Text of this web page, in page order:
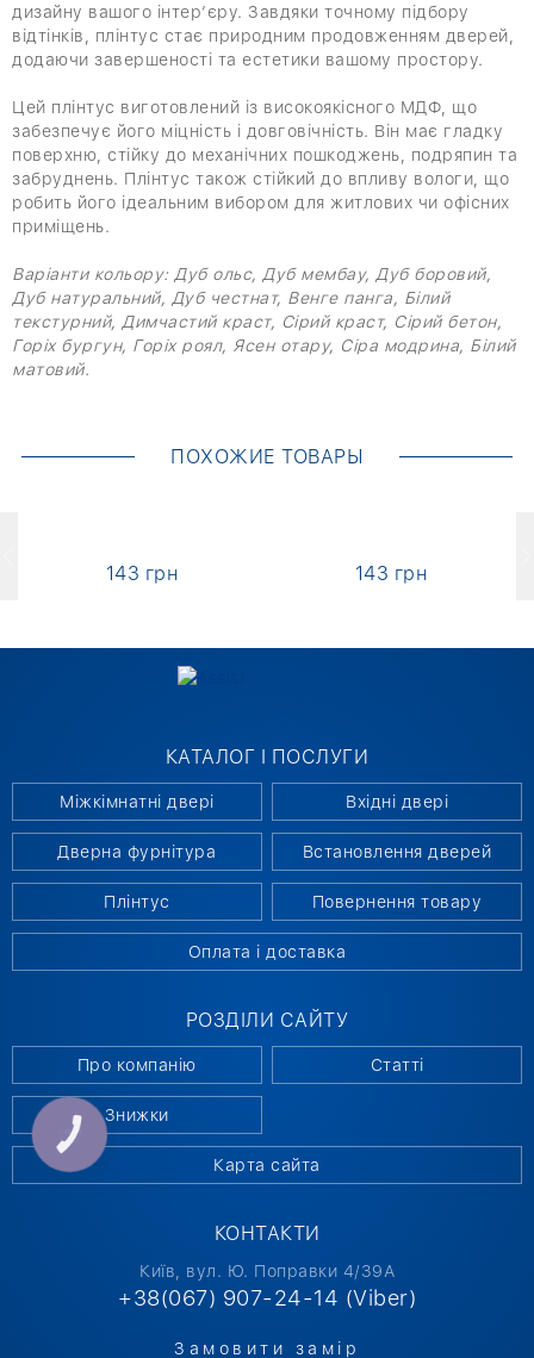
дизайну вашого інтер’єру. Завдяки точному підбору
відтінків, плінтус стає природним продовженням дверей,
додаючи завершеності та естетики вашому простору.
Цей плінтус виготовлений із високоякісного МДФ, що
забезпечує його міцність і довговічність. Він має гладку
поверхню, стійку до механічних пошкоджень, подряпин та
забруднень. Плінтус також стійкий до впливу вологи, що
робить його ідеальним вибором для житлових чи офісних
приміщень.
Варіанти кольору: Дуб ольс, Дуб мембау, Дуб боровий,
Дуб натуральний, Дуб честнат, Венге панга, Білий
текстурний, Димчастий краст, Сірий краст, Сірий бетон,
Горіх бургун, Горіх роял, Ясен отару, Сіра модрина, Білий
матовий.
ПОХОЖИЕ ТОВАРЫ
143 грн 143 грн
КАТАЛОГ І ПОСЛУГИ
Міжкімнатні двері Вхідні двері
Дверна фурнітура Встановлення дверей
Плінтус Повернення товару
Оплата і доставка
РОЗДІЛИ САЙТУ
Про компанію Статті
Знижки
Карта сайта
КОНТАКТИ
Київ, вул. Ю. Поправки 4/39А
+38(067) 907-24-14 (Viber)
Замовити замір
КНОПКА
СВЯЗИ